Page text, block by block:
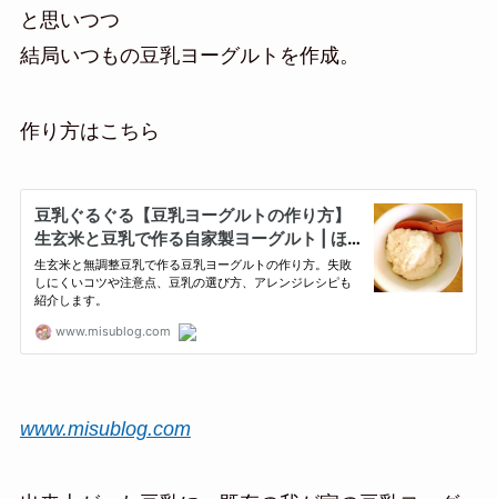
と思いつつ
結局いつもの豆乳ヨーグルトを作成。
作り方はこちら
www.misublog.com